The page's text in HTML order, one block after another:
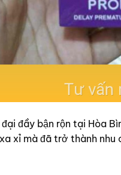
đầy bận rộn tại Hòa
xỉ mà đã trở thành